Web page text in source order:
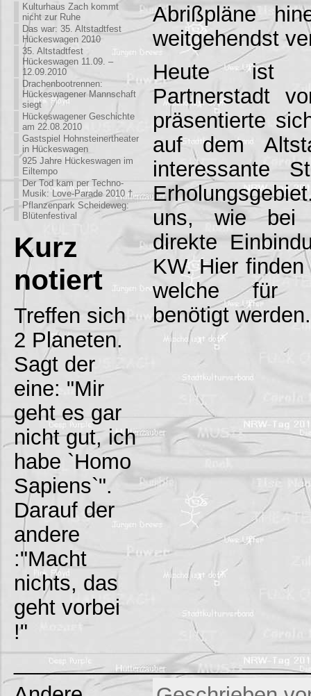
Kulturhaus Zach kommt
nicht zur Ruhe
Das war: 35. Altstadtfest
Hückeswagen 2010
35. Altstadtfest
Hückeswagen 11.09. –
12.09.2010
Drachenbootrennen:
Hückeswagener Mannschaft
siegt
Hückeswagener Geschichte
am 22.08.2010
Gastspiel Hohnsteinertheater
in Hückeswagen
925 Jahre Hückeswagen im
Eiltempo
Der Tod kam per Techno-
Musik: Love-Parade 2010 †
Pflanzenpark Scheideweg:
Blütenfestival
Kurz
notiert
Treffen sich
2 Planeten.
Sagt der
eine: "Mir
geht es gar
nicht gut, ich
habe `Homo
Sapiens`".
Darauf der
andere
:"Macht
nichts, das
geht vorbei
!"
Abrißpläne
weitgehendst
Heute ist
Partnerstadt
präsentierte
auf dem
interessante
uns, wie bei
direkte
KW. Hier
welche für
benötigt werden.